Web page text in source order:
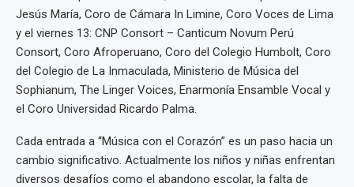
Jesús María, Coro de Cámara In Limine, Coro Voces de Lima
y el viernes 13: CNP Consort – Canticum Novum Perú
Consort, Coro Afroperuano, Coro del Colegio Humbolt, Coro
del Colegio de La Inmaculada, Ministerio de Música del
Sophianum, The Linger Voices, Enarmonía Ensamble Vocal y
el Coro Universidad Ricardo Palma.
Cada entrada a “Música con el Corazón” es un paso hacia un
cambio significativo. Actualmente los niños y niñas enfrentan
diversos desafíos como el abandono escolar, la falta de